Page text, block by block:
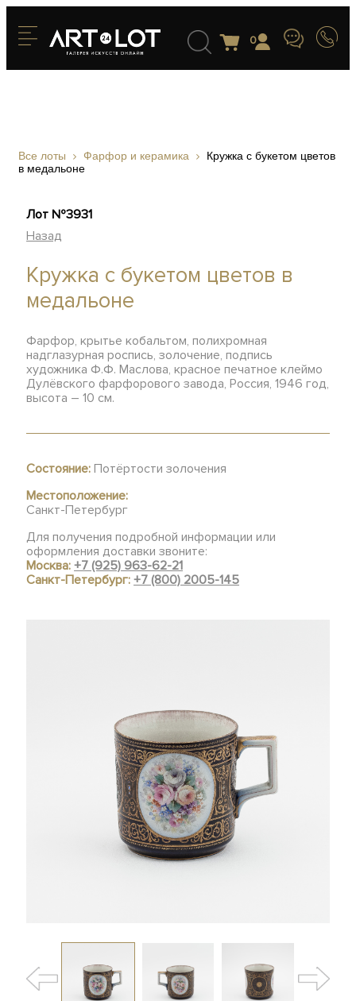
0
Все лоты Фарфор и керамика
Кружка с букетом цветов
в медальоне
Лот №3931
Назад
Кружка с букетом цветов в
медальоне
Фарфор, крытье кобальтом, полихромная
надглазурная роспись, золочение, подпись
художника Ф.Ф. Маслова, красное печатное клеймо
Дулёвского фарфорового завода, Россия, 1946 год,
высота – 10 см.
Состояние: Потёртости золочения
Местоположение:
Санкт-Петербург
Для получения подробной информации или
оформления доставки звоните:
Москва:+7 (925) 963-62-21
Санкт-Петербург:+7 (800) 2005-145